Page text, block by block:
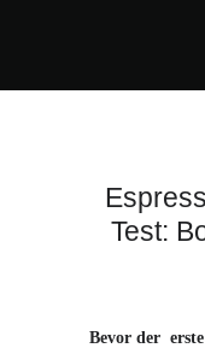
Test:
Bevor der erste